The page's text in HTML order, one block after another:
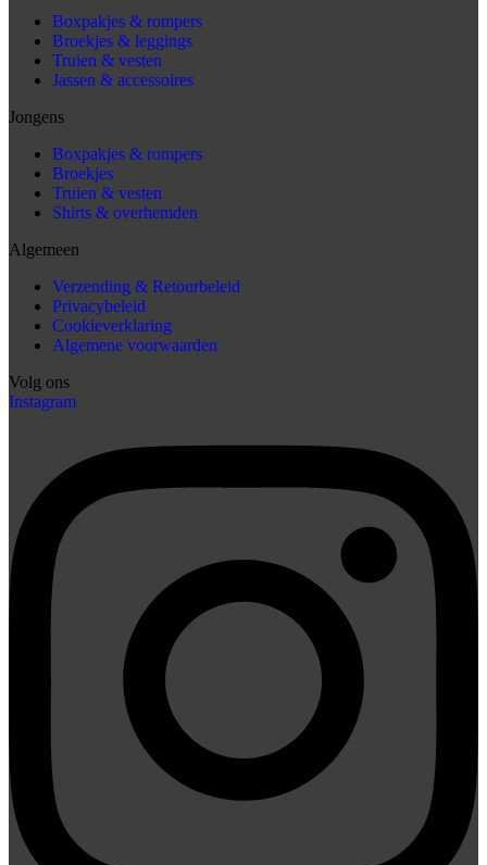
Boxpakjes & rompers
Broekjes & leggings
Truien & vesten
Jassen & accessoires
Jongens
Boxpakjes & rompers
Broekjes
Truien & vesten
Shirts & overhemden
Algemeen
Verzending & Retourbeleid
Privacybeleid
Cookieverklaring
Algemene voorwaarden
Volg ons
Instagram